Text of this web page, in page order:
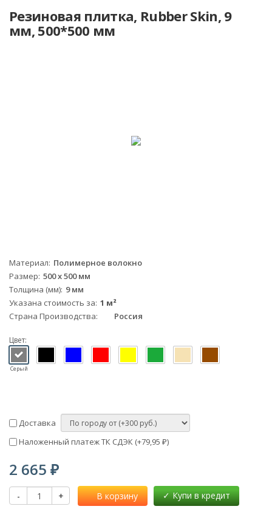
Резиновая плитка, Rubber Skin, 9
мм, 500*500 мм
Материал Полимерное волокно
Размер 500 х 500 мм
Толщина (мм) 9 мм
Указана стоимость за 1 м²
Страна Производства
Россия
Цвет:
Серый
Доставка
Наложенный платеж ТК СДЭК (+79,95 ₽)
2 665 ₽
- + В корзину